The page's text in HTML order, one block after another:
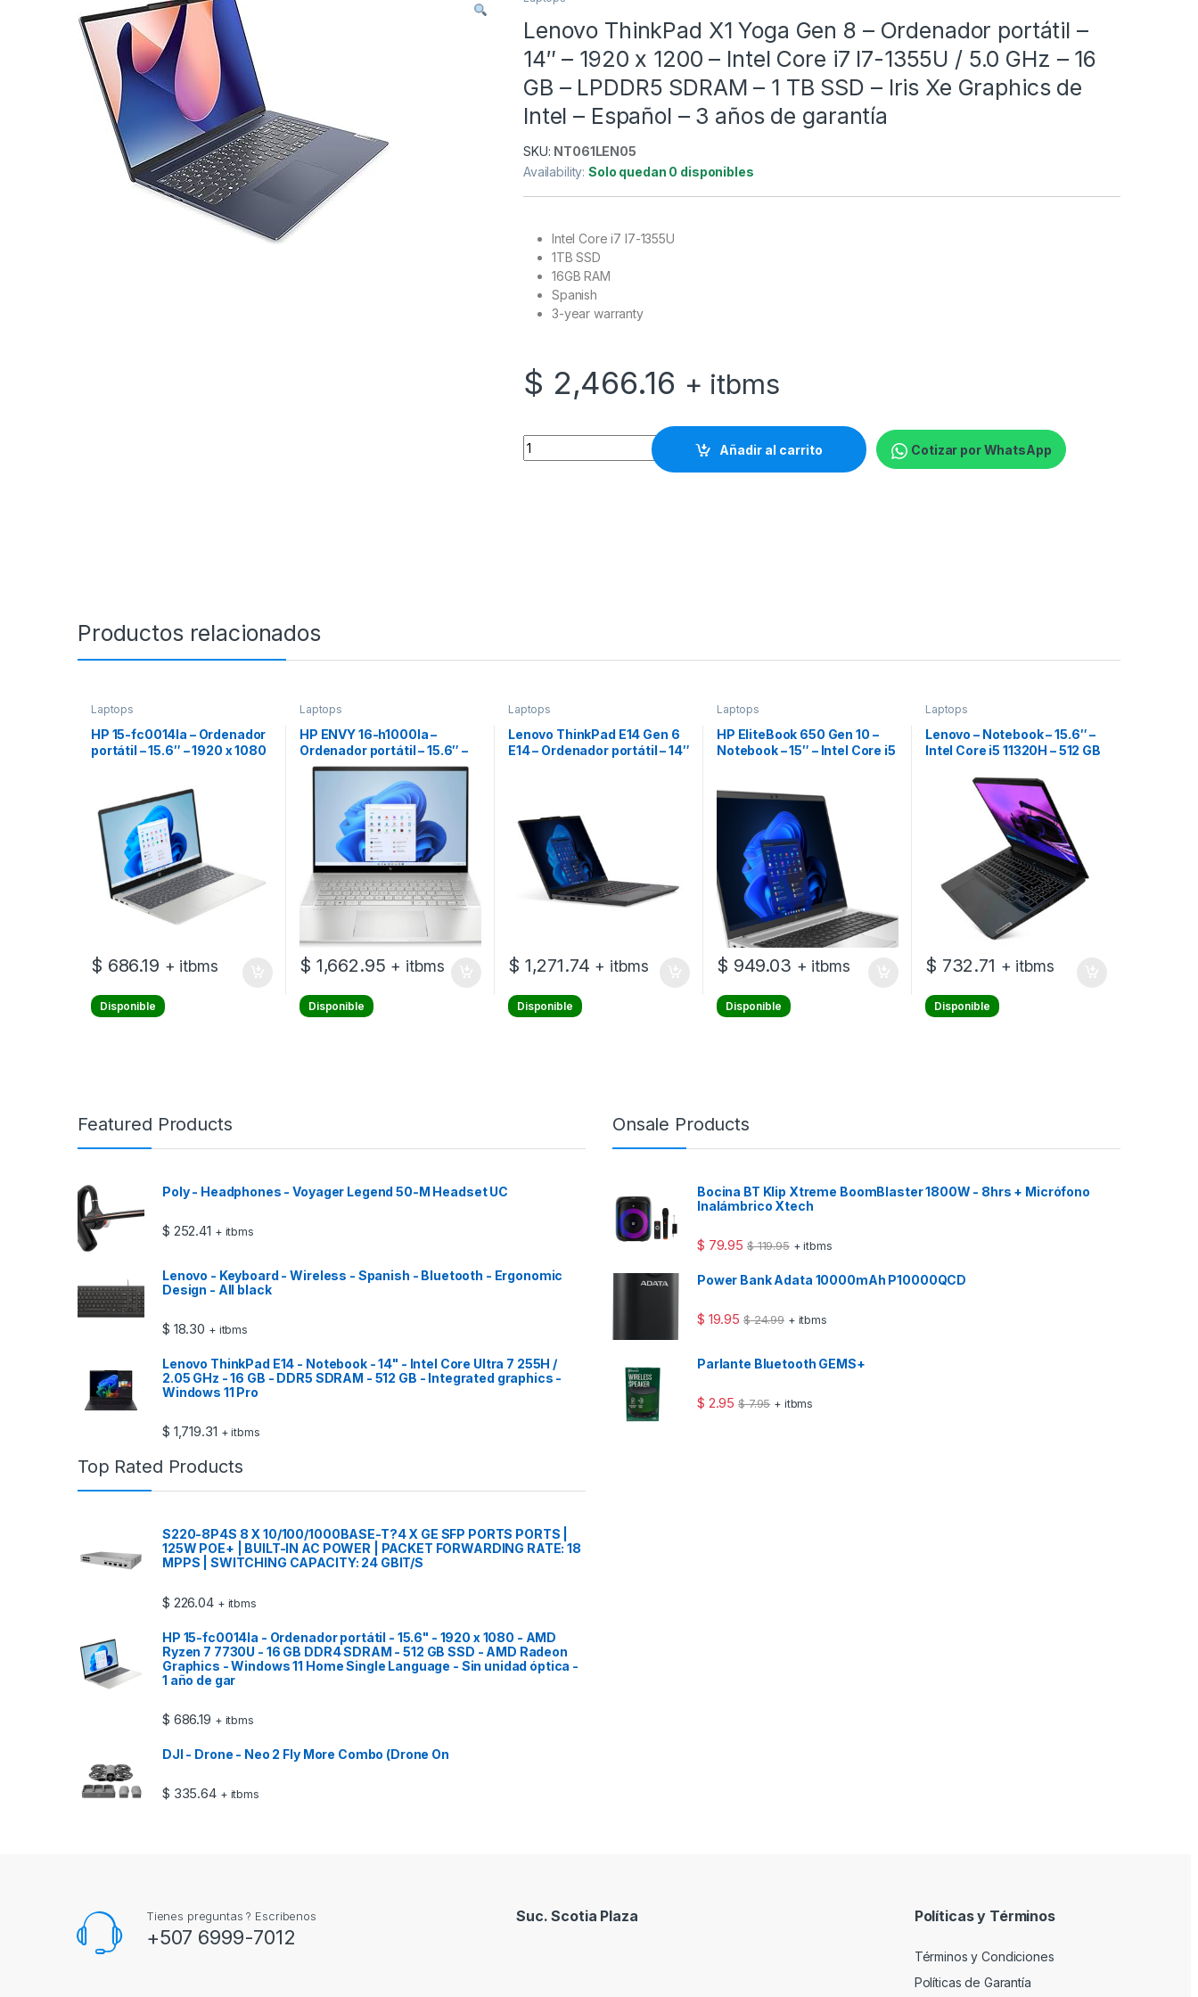
Lenovo ThinkPad X1 Yoga Gen 8 – Ordenador portátil –
14″ – 1920 x 1200 – Intel Core i7 I7-1355U / 5.0 GHz – 16
GB – LPDDR5 SDRAM – 1 TB SSD – Iris Xe Graphics de
Intel – Español – 3 años de garantía
SKU: NT061LEN05
Availability:Solo quedan 0 disponibles
Intel Core i7 I7-1355U
1TB SSD
16GB RAM
Spanish
3-year warranty
$ 2,466.16 + itbms
Lenovo ThinkPad X1 Yoga Gen 8 - Ordenador portátil - 14" - 1920 x 1200 - Intel Core i7 I7-1355U / 5.0 GHz -
Añadir al carrito Cotizar por WhatsApp
Productos relacionados
Laptops
HP 15-fc0014la – Ordenador
portátil – 15.6″ – 1920 x 1080
AMD Radeon Graphics –
Windows 11 Home Single
Language – Sin unidad
óptica – 1 año de gar
$ 686.19 + itbms
Disponible
Laptops
HP ENVY 16-h1000la –
Ordenador portátil – 15.6″ –
2880 x 1800 – Intel Core i7
13700H / hasta 5,0 GHz- 16
GB DDR5 SDRAM – 1 TB SSD
– NVIDIA GeForce RTX 4060
– Windows 11 Home –
Español – Sin unidad ópt
$ 1,662.95 + itbms
Disponible
Laptops
Lenovo ThinkPad E14 Gen 6
E14 – Ordenador portátil – 14″
Gráficos integrados
$ 1,271.74 + itbms
Disponible
Laptops
HP EliteBook 650 Gen 10 –
Notebook – 15″ – Intel Core i5
year warranty
$ 949.03 + itbms
Disponible
Laptops
Lenovo – Notebook – 15.6″ –
Intel Core i5 11320H – 512 GB
1650 – Windows 11 Home –
Spanish – 1-year warranty –
Gaming3 15IHU6
$ 732.71 + itbms
Disponible
Featured Products
Poly - Headphones - Voyager Legend 50-M Headset UC
$ 252.41 + itbms
Lenovo - Keyboard - Wireless - Spanish - Bluetooth - Ergonomic
Design - All black
$ 18.30 + itbms
Lenovo ThinkPad E14 - Notebook - 14" - Intel Core Ultra 7 255H /
2.05 GHz - 16 GB - DDR5 SDRAM - 512 GB - Integrated graphics -
Windows 11 Pro
$ 1,719.31 + itbms
Onsale Products
Bocina BT Klip Xtreme BoomBlaster 1800W - 8hrs + Micrófono
Inalámbrico Xtech
$ 79.95 $119.95 + itbms
Power Bank Adata 10000mAh P10000QCD
$ 19.95 $24.99 + itbms
Parlante Bluetooth GEMS+
$ 2.95 $7.95 + itbms
Top Rated Products
S220-8P4S 8 X 10/100/1000BASE-T?4 X GE SFP PORTS PORTS |
125W POE+ | BUILT-IN AC POWER | PACKET FORWARDING RATE: 18
MPPS | SWITCHING CAPACITY: 24 GBIT/S
$ 226.04 + itbms
HP 15-fc0014la - Ordenador portátil - 15.6" - 1920 x 1080 - AMD
Ryzen 7 7730U - 16 GB DDR4 SDRAM - 512 GB SSD - AMD Radeon
Graphics - Windows 11 Home Single Language - Sin unidad óptica -
1 año de gar
$ 686.19 + itbms
DJI - Drone - Neo 2 Fly More Combo (Drone On
$ 335.64 + itbms
Tienes preguntas ? Escribenos
+507 6999-7012
Suc. Scotia Plaza Políticas y Términos
Términos y Condiciones
Políticas de Garantía